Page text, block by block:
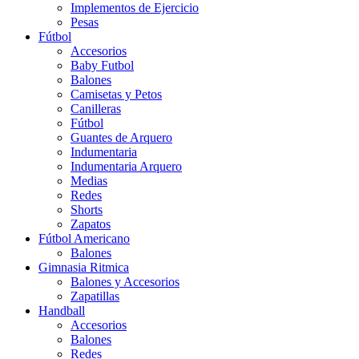
Implementos de Ejercicio
Pesas
Fútbol
Accesorios
Baby Futbol
Balones
Camisetas y Petos
Canilleras
Fútbol
Guantes de Arquero
Indumentaria
Indumentaria Arquero
Medias
Redes
Shorts
Zapatos
Fútbol Americano
Balones
Gimnasia Ritmica
Balones y Accesorios
Zapatillas
Handball
Accesorios
Balones
Redes